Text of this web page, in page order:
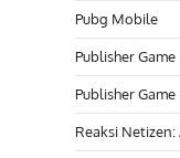
Pubg Mobile
Publisher Game
Publisher
Reaksi